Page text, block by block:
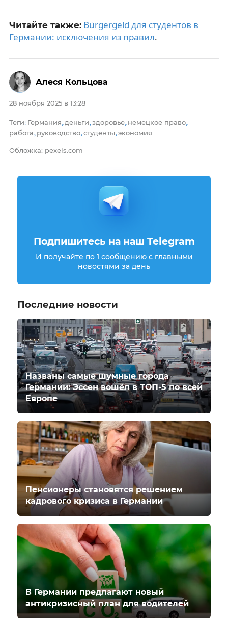
Читайте также: Bürgergeld для студентов в
Германии: исключения из правил.
28 ноября 2025 в 13:28
Теги: Германия, деньги,здоровье, немецкое право,
работа, руководство,студенты,экономия
Обложка: pexels.com
Алеся Кольцова
Подпишитесь на наш Telegram
И получайте по 1 сообщению с главными
новостями за день
Последние новости
Названы самые шумные города
Германии: Эссен вошёл в ТОП-5 по всей
Европе
Пенсионеры становятся решением
кадрового кризиса в Германии
В Германии предлагают новый
антикризисный план для водителей